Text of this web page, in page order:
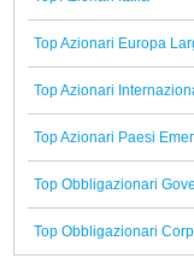
Top Azionari Europa
Top Azionari
Top Azionari Paesi
Top Obbligazionari
Top Obbligazionari